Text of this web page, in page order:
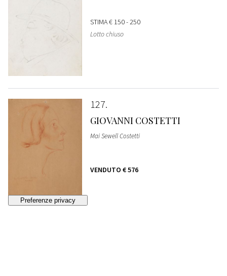
STIMA€ 150 - 250
Lotto chiuso
127
GIOVANNI COSTETTI
Mai Sewell Costetti
VENDUTO € 576